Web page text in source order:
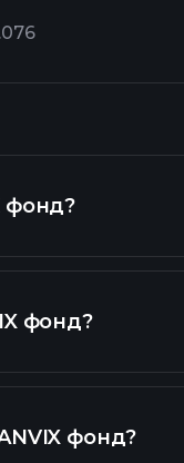
фонд?
фонд?
ANVIX фонд
фонд?